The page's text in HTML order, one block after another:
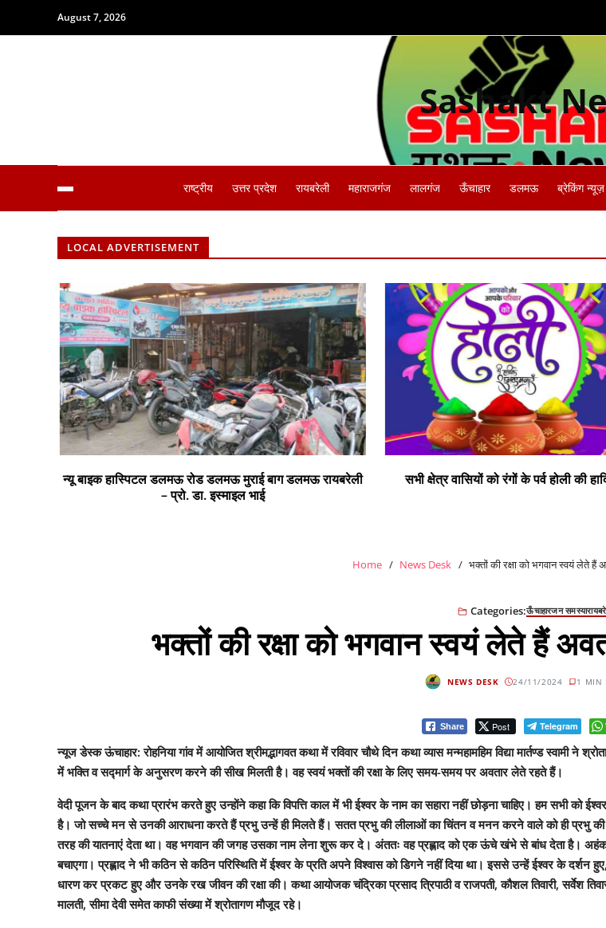
August 7, 2026
Sashakt
राष्ट्रीय उत्तर प्रदेश रायबरेली महाराजगंज लालगंज ऊँचाहार डलमऊ ब्रेकिंग न्यूज़
LOCAL ADVERTISEMENT
न्यू बाइक हास्पिटल डलमऊ रोड डलमऊ मुराई बाग डलमऊ रायबरेली
– प्रो. डा. इस्माइल भाई
सभी क्षेत्र वासियों को रंगों के पर्व होली की
Home News Desk भक्तों की रक्षा को भगवान स्वयं लेते हैं
Categories:ऊँचाहारजन समस्या
भक्तों की रक्षा को भगवान स्वयं लेते हैं
NEWS DESK 24/11/2024 1 MIN
Share Post Telegram
न्यूज डेस्क ऊंचाहार: रोहनिया गांव में आयोजित श्रीमद्भागवत कथा में रविवार चौथे दिन कथा व्यास मन्महामहिम विद्या मार्तण्ड स्वामी
में भक्ति व सद्मार्ग के अनुसरण करने की सीख मिलती है। वह स्वयं भक्तों की रक्षा के लिए समय-समय पर अवतार लेते रहते हैं।
वेदी पूजन के बाद कथा प्रारंभ करते हुए उन्होंने कहा कि विपत्ति काल में भी ईश्वर के नाम का सहारा नहीं छोड़ना चाहिए। हम सभी को
है। जो सच्चे मन से उनकी आराधना करते हैं प्रभु उन्हें ही मिलते हैं। सतत प्रभु की लीलाओं का चिंतन व मनन करने वाले को ही प्रभु की
तरह की यातनाएं देता था। वह भगवान की जगह उसका नाम लेना शुरू कर दे। अंततः वह प्रह्लाद को एक ऊंचे खंभे से बांध देता है।
बचाएगा। प्रह्लाद ने भी कठिन से कठिन परिस्थिति में ईश्वर के प्रति अपने विश्वास को डिगने नहीं दिया था। इससे उन्हें ईश्वर के
धारण कर प्रकट हुए और उनके रख जीवन की रक्षा की। कथा आयोजक चंद्रिका प्रसाद त्रिपाठी व राजपती, कौशल तिवारी, सर्वेश
मालती, सीमा देवी समेत काफी संख्या में श्रोतागण मौजूद रहे।